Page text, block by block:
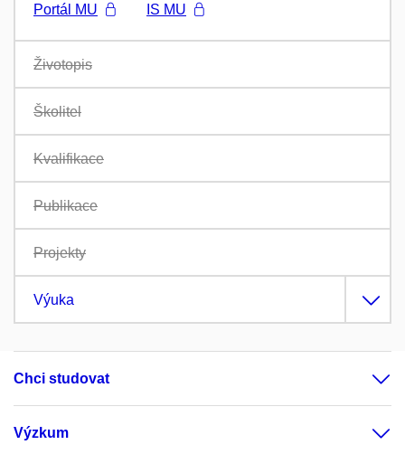
Portál MU
IS MU
Životopis
Školitel
Kvalifikace
Publikace
Projekty
Výuka
Chci studovat
Výzkum